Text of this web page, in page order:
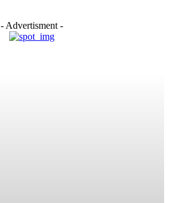
- Advertisment -